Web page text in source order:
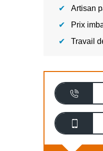
Artisan
Prix
Travail